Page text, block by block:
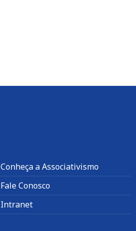
Conheça a Associativismo
Fale Conosco
Intranet